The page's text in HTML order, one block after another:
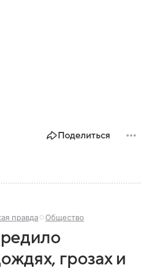
Поделиться
правда Общество
грозах и